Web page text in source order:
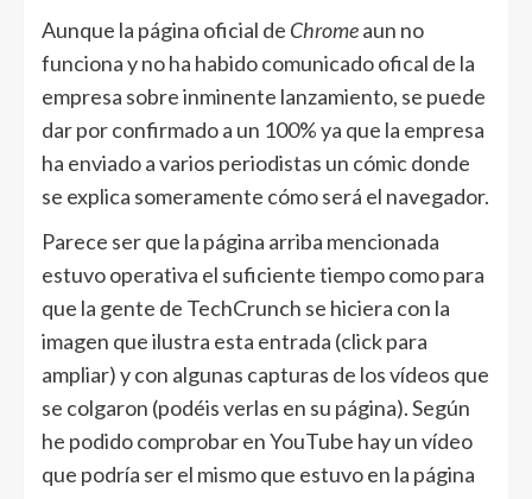
Aunque la página oficial de Chromeaun no
funciona y no ha habido comunicado ofical de la
empresa sobre inminente lanzamiento, se puede
dar por confirmado a un 100% ya que la empresa
ha enviado a varios periodistas un cómic donde
se explica someramente cómo será el navegador.
Parece ser que la página arriba mencionada
estuvo operativa el suficiente tiempo como para
que la gente de TechCrunch se hiciera con la
imagen que ilustra esta entrada (click para
ampliar) y con algunas capturas de los vídeos que
se colgaron (podéis verlas en su página). Según
he podido comprobar en YouTube hay un vídeo
que podría ser el mismo que estuvo en la página